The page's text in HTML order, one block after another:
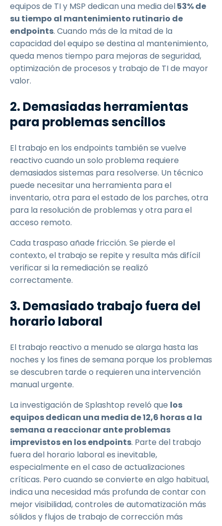
equipos de TI y MSP dedican una media del53% de
su tiempo al mantenimiento rutinario de
endpoints. Cuando más de la mitad de la
capacidad del equipo se destina al mantenimiento,
queda menos tiempo para mejoras de seguridad,
optimización de procesos y trabajo de TI de mayor
valor.
2. Demasiadas herramientas
para problemas sencillos
El trabajo en los endpoints también se vuelve
reactivo cuando un solo problema requiere
demasiados sistemas para resolverse. Un técnico
puede necesitar una herramienta para el
inventario, otra para el estado de los parches, otra
para la resolución de problemas y otra para el
acceso remoto.
Cada traspaso añade fricción. Se pierde el
contexto, el trabajo se repite y resulta más difícil
verificar si la remediación se realizó
correctamente.
3. Demasiado trabajo fuera del
horario laboral
El trabajo reactivo a menudo se alarga hasta las
noches y los fines de semana porque los problemas
se descubren tarde o requieren una intervención
manual urgente.
La investigación de Splashtop reveló que los
equipos dedican una media de 12,6 horas a la
semana a reaccionar ante problemas
imprevistos en los endpoints. Parte del trabajo
fuera del horario laboral es inevitable,
especialmente en el caso de actualizaciones
críticas. Pero cuando se convierte en algo habitual,
indica una necesidad más profunda de contar con
mejor visibilidad, controles de automatización más
sólidos y flujos de trabajo de corrección más